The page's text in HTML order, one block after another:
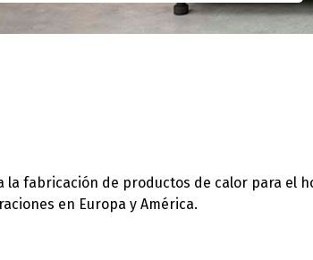
la fabricación de productos de calor para el
en Europa y América.